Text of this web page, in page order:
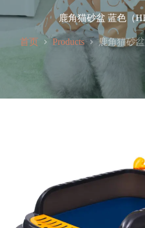
鹿角猫砂盆 蓝色（
首页 Products 鹿角猫砂